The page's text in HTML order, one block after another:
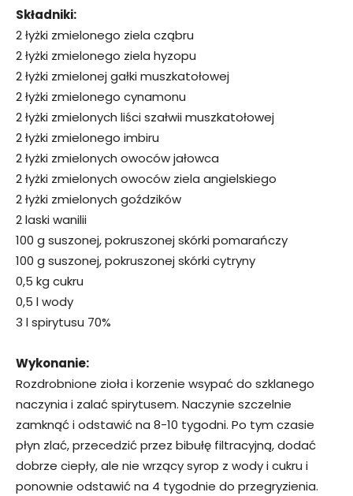
Składniki:
2 łyżki zmielonego ziela cząbru
2 łyżki zmielonego ziela hyzopu
2 łyżki zmielonej gałki muszkatołowej
2 łyżki zmielonego cynamonu
2 łyżki zmielonych liści szałwii muszkatołowej
2 łyżki zmielonego imbiru
2 łyżki zmielonych owoców jałowca
2 łyżki zmielonych owoców ziela angielskiego
2 łyżki zmielonych goździków
2 laski wanilii
100 g suszonej, pokruszonej skórki pomarańczy
100 g suszonej, pokruszonej skórki cytryny
0,5 kg cukru
0,5 l wody
3 l spirytusu 70%
Wykonanie:
Rozdrobnione zioła i korzenie wsypać do szklanego
naczynia i zalać spirytusem. Naczynie szczelnie
zamknąć i odstawić na 8-10 tygodni. Po tym czasie
płyn zlać, przecedzić przez bibułę filtracyjną, dodać
dobrze ciepły, ale nie wrzący syrop z wody i cukru i
ponownie odstawić na 4 tygodnie do przegryzienia.